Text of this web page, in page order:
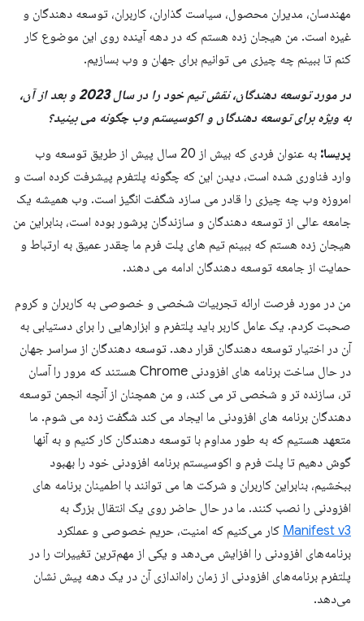
مهندسان، مدیران محصول، سیاست گذاران، کاربران، توسعه دهندگان و
غیره است. من هیجان زده هستم که در دهه آینده روی این موضوع کار
کنم تا ببینم چه چیزی می توانیم برای جهان و وب بسازیم.
در مورد توسعه دهندگان، نقش تیم خود را در سال 2023 و بعد از آن،
به ویژه برای توسعه دهندگان و اکوسیستم وب چگونه می بینید؟
پریسا:
به عنوان فردی که بیش از 20 سال پیش از طریق توسعه وب
وارد فناوری شده است، دیدن این که چگونه پلتفرم پیشرفت کرده است و
امروزه وب چه چیزی را قادر می سازد شگفت انگیز است. وب همیشه یک
جامعه عالی از توسعه دهندگان و سازندگان پرشور بوده است، بنابراین من
هیجان زده هستم که ببینم تیم های پلت فرم ما چقدر عمیق به ارتباط و
حمایت از جامعه توسعه دهندگان ادامه می دهند.
من در مورد فرصت ارائه تجربیات شخصی و خصوصی به کاربران و کروم
صحبت کردم. یک عامل کاربر باید پلتفرم و ابزارهایی را برای دستیابی به
آن در اختیار توسعه دهندگان قرار دهد. توسعه دهندگان از سراسر جهان
در حال ساخت برنامه های افزودنی Chrome هستند که مرور را آسان
تر، سازنده تر و شخصی تر می کند، و من همچنان از آنچه انجمن توسعه
دهندگان برنامه های افزودنی ما ایجاد می کند شگفت زده می شوم. ما
متعهد هستیم که به طور مداوم با توسعه دهندگان کار کنیم و به آنها
گوش دهیم تا پلت فرم و اکوسیستم برنامه افزودنی خود را بهبود
ببخشیم، بنابراین کاربران و شرکت ها می توانند با اطمینان برنامه های
افزودنی را نصب کنند. ما در حال حاضر روی یک انتقال بزرگ به
Manifest v3 کار می‌کنیم که امنیت، حریم خصوصی و عملکرد
برنامه‌های افزودنی را افزایش می‌دهد و یکی از مهم‌ترین تغییرات را در
پلتفرم برنامه‌های افزودنی از زمان راه‌اندازی آن در یک دهه پیش نشان
می‌دهد.